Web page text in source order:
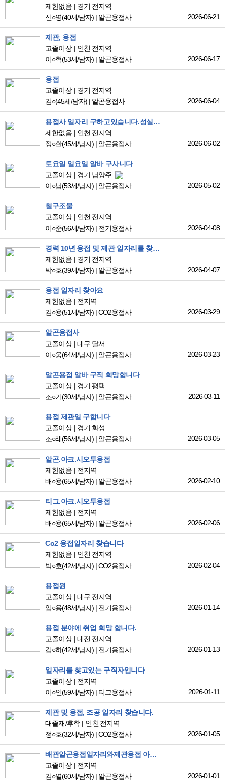
제한없음
경기 전지역
신○영(40세/남자) | 알곤용접사 2026-06-21
제관, 용접
고졸이상
인천 전지역
이○혁(53세/남자) | 알곤용접사 2026-06-17
용접
고졸이상
경기 전지역
김○(45세/남자) | 알곤용접사 2026-06-04
용접사 일자리 구하고있습니다.성실하게 일하겠습니다.
제한없음
인천 전지역
정○환(45세/남자) | 알곤용접사 2026-06-02
토요일 일요일 알바 구사니다
고졸이상
경기 남양주
이○남(53세/남자) | 알곤용접사 2026-05-02
철구조물
고졸이상
인천 전지역
이○준(56세/남자) | 전기용접사 2026-04-08
경력 10년 용접 및 제관 일자리를 찾습니다
제한없음
경기 전지역
박○호(39세/남자) | 알곤용접사 2026-04-07
용접 일자리 찾아요
제한없음
전지역
김○용(51세/남자) |CO2용접사 2026-03-29
알곤용접사
고졸이상
대구 달서
이○웅(64세/남자) | 알곤용접사 2026-03-23
알곤용접 알바 구직 희망합니다
고졸이상
경기 평택
조○기(30세/남자) | 알곤용접사 2026-03-11
용접 제관일 구합니다
고졸이상
경기 화성
조○래(56세/남자) | 알곤용접사 2026-03-05
알곤.아크.시오투용접
제한없음
전지역
배○용(65세/남자) | 알곤용접사 2026-02-10
티그.아크.시오투용접
제한없음
전지역
배○용(65세/남자) | 알곤용접사 2026-02-06
Co2 용접일자리 찾습니다
제한없음
인천 전지역
박○호(42세/남자) |CO2용접사 2026-02-04
용접원
고졸이상
대구 전지역
임○용(48세/남자) | 전기용접사 2026-01-14
용접 분야에 취업 희망 합니다.
고졸이상
대전 전지역
김○하(42세/남자) | 전기용접사 2026-01-13
일자리를 찾고있는 구직자입니다
고졸이상
전지역
이○인(59세/남자) | 티그용접사 2026-01-11
제관 및 용접, 조공 일자리 찾습니다.
대졸재/후학
인천 전지역
정○호(32세/남자) |CO2용접사 2026-01-05
배관알곤용접일자리와제관용접 아크용접일당일자리구함
고졸이상
전지역
김○열(60세/남자) | 알곤용접사 2026-01-01